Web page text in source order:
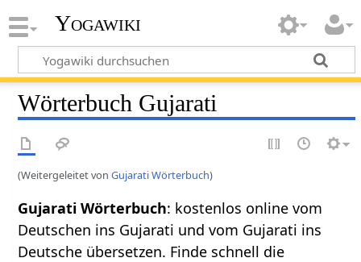
Yogawiki
Wörterbuch Gujarati
(Weitergeleitet vonGujarati Wörterbuch)
Gujarati Wörterbuch: kostenlos online vom
Deutschen ins Gujarati und vom Gujarati ins
Deutsche übersetzen. Finde schnell die